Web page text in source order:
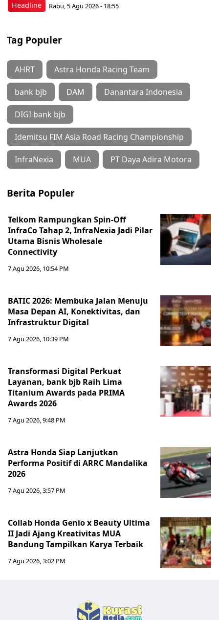
Headline Rabu, 5 Agu 2026 - 18:55
Tag Populer
AHRT Astra Honda Racing Team
bank bjb DAM Danantara Indonesia
DIGI bank bjb
Idemitsu FIM Asia Road Racing Championship
InfraNexia MUA PT Daya Adira Motora
Berita Populer
Telkom Rampungkan Spin-Off
InfraCo Tahap 2, InfraNexia Jadi Pilar
Utama Bisnis Wholesale
Connectivity
7 Agu 2026, 10:54 PM
BATIC 2026: Membuka Jalan Menuju
Masa Depan AI, Konektivitas, dan
Infrastruktur Digital
7 Agu 2026, 10:39 PM
Transformasi Digital Perkuat
Layanan, bank bjb Raih Lima
Titanium Awards pada PRIMA
Awards 2026
7 Agu 2026, 9:48 PM
Astra Honda Siap Lanjutkan
Performa Positif di ARRC Mandalika
2026
7 Agu 2026, 3:57 PM
Collab Honda Genio x Beauty Ultima
II Jadi Ajang Kreativitas MUA
Bandung Tampilkan Karya Terbaik
7 Agu 2026, 3:02 PM